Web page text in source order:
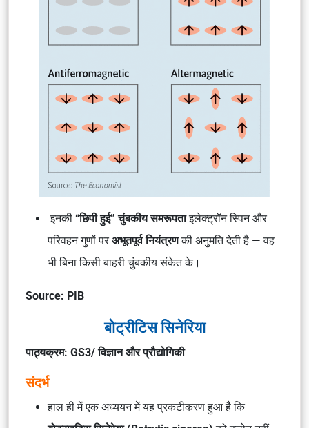
इनकी “छिपी हुई” चुंबकीय समरूपताइलेक्ट्रॉन स्पिन और
परिवहन गुणों पर अभूतपूर्व नियंत्रणकी अनुमति देती है — वह
भी बिना किसी बाहरी चुंबकीय संकेत के।
Source: PIB
बोट्रीटिस सिनेरिया
पाठ्यक्रम: GS3/ विज्ञान और प्रौद्योगिकी
संदर्भ
हाल ही में एक अध्ययन में यह प्रकटीकरण हुआ है कि